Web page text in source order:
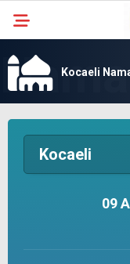
Kocaeli
Kocaeli
09